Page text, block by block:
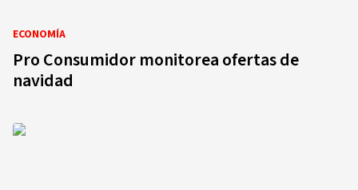
ECONOMÍA
Pro Consumidor monitorea ofertas de
navidad